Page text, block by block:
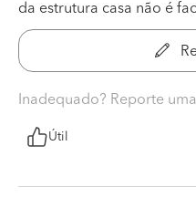
da estrutura casa não é
Inadequado? Reporte
Útil